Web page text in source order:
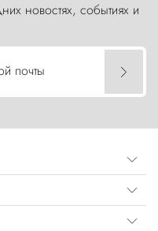
новостях, событиях и
почты